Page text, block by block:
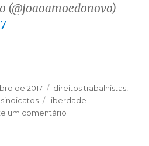
(@joaoamoedonovo)
de 2017 Categorias
direitos trabalhistas
sindicatos Tags
liberdade
um comentário